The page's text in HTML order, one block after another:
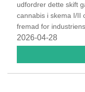
udfordrer dette skift
cannabis i skema I/II
fremad for
2026-04-28